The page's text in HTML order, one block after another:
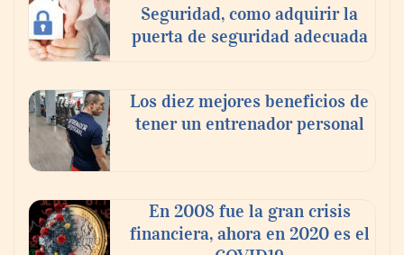
Seguridad, como adquirir la
puerta de seguridad adecuada
Los diez mejores beneficios de
tener un entrenador personal
En 2008 fue la gran crisis
financiera, ahora en 2020 es el